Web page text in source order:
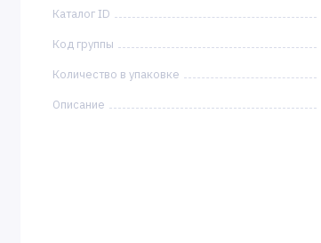
Каталог ID
Код группы
Количество в упаковке
Описание